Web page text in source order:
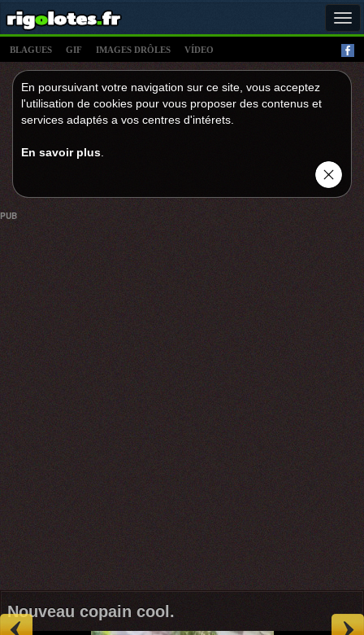
BLAGUES GIF IMAGES DRÔLES VÍDEO
En poursuivant votre navigation sur ce site, vous acceptez
l'utilisation de cookies pour vous proposer des contenus et
services adaptés a vos centres d'intérets.
En savoir plus
PUB
Nouveau copain cool.